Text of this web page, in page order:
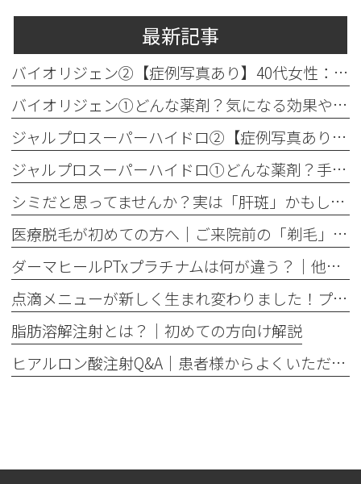
最新記事
バイオリジェン②【症例写真あり】40代女性：目元の小じわ改善
バイオリジェン①どんな薬剤？気になる効果やダウンタイムについて解説
ジャルプロスーパーハイドロ②【症例写真あり】50代女性：ほうれい線・口横たるみ改善【手打ち注射】
ジャルプロスーパーハイドロ①どんな薬剤？手打ちとハイコックスの違いも解説
シミだと思ってませんか？実は「肝斑」かもしれません
医療脱毛が初めての方へ│ご来院前の「剃毛」がとても大切な理由
ダーマヒールPTxプラチナムは何が違う？│他の肌育製剤との違いを解説
点滴メニューが新しく生まれ変わりました！プレミアム美容点滴・プレミアム疲労回復点滴がスタート
脂肪溶解注射とは？｜初めての方向け解説
ヒアルロン酸注射Q&A｜患者様からよくいただくご質問10選